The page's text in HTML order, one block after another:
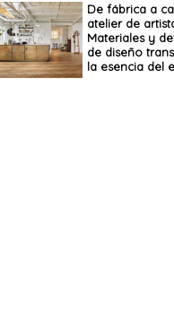
De fábrica a
atelier de
Materiales y
de diseño
la esencia del